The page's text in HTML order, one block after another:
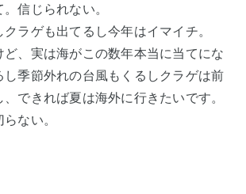
信じられない。
ラゲも出てるし今年はイマイチ。
ど、実は海がこの数年本当に当てにな
し季節外れの台風もくるしクラゲは前
できれば夏は海外に行きたいです。
ない。